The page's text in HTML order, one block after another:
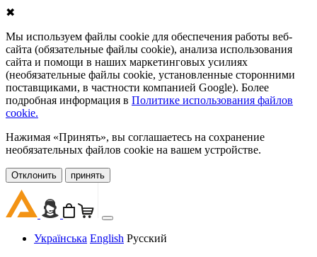
✖
Мы используем файлы cookie для обеспечения работы веб-
сайта (обязательные файлы cookie), анализа использования
сайта и помощи в наших маркетинговых усилиях
(необязательные файлы cookie, установленные сторонними
поставщиками, в частности компанией Google). Более
подробная информация в Политике использования файлов
cookie.
Нажимая «Принять», вы соглашаетесь на сохранение
необязательных файлов cookie на вашем устройстве.
Oтклонить принять
Українська English Русский